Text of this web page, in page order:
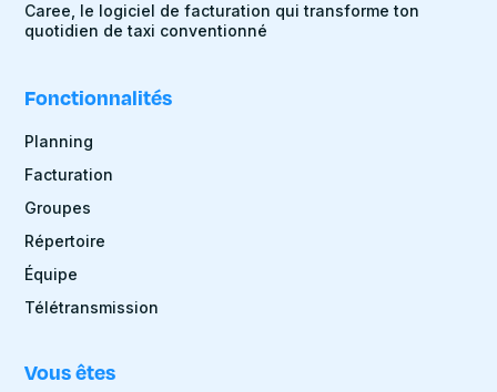
Caree, le logiciel de facturation qui transforme ton
quotidien de taxi conventionné
Fonctionnalités
Planning
Facturation
Groupes
Répertoire
Équipe
Télétransmission
Vous êtes